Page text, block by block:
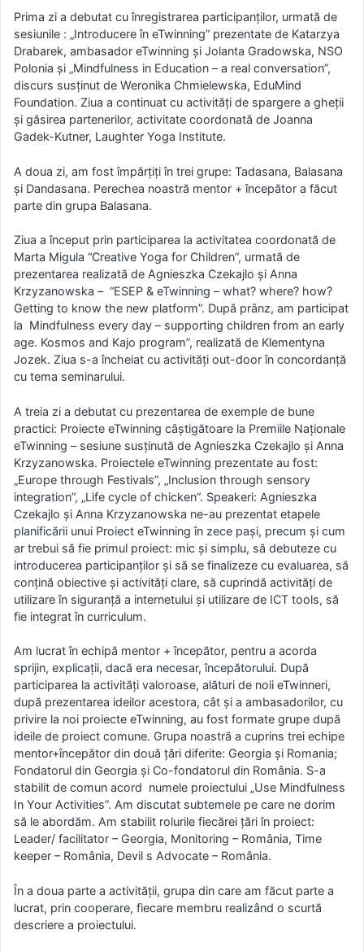
Prima zi a debutat cu înregistrarea participanților, urmată de
sesiunile : „Introducere în eTwinning” prezentate de Katarzya
Drabarek, ambasador eTwinning și Jolanta Gradowska, NSO
Polonia și „Mindfulness in Education – a real conversation”,
discurs susținut de Weronika Chmielewska, EduMind
Foundation. Ziua a continuat cu activități de spargere a gheții
și găsirea partenerilor, activitate coordonată de Joanna
Gadek-Kutner, Laughter Yoga Institute.
A doua zi, am fost împărțiți în trei grupe: Tadasana, Balasana
și Dandasana. Perechea noastră mentor + începător a făcut
parte din grupa Balasana.
Ziua a început prin participarea la activitatea coordonată de
Marta Migula “Creative Yoga for Children”, urmată de
prezentarea realizată de Agnieszka Czekajlo și Anna
Krzyzanowska – “ESEP & eTwinning – what? where? how?
Getting to know the new platform”. După prânz, am participat
la Mindfulness every day – supporting children from an early
age. Kosmos and Kajo program”, realizată de Klementyna
Jozek. Ziua s-a încheiat cu activități out-door în concordanță
cu tema seminarului.
A treia zi a debutat cu prezentarea de exemple de bune
practici: Proiecte eTwinning câștigătoare la Premiile Naționale
eTwinning – sesiune susținută de Agnieszka Czekajlo și Anna
Krzyzanowska. Proiectele eTwinning prezentate au fost:
„Europe through Festivals”, „Inclusion through sensory
integration”, „Life cycle of chicken”. Speakeri: Agnieszka
Czekajlo și Anna Krzyzanowska ne-au prezentat etapele
planificării unui Proiect eTwinning în zece pași, precum și cum
ar trebui să fie primul proiect: mic și simplu, să debuteze cu
introducerea participanților și să se finalizeze cu evaluarea, să
conțină obiective și activități clare, să cuprindă activități de
utilizare în siguranță a internetului și utilizare de ICT tools, să
fie integrat în curriculum.
Am lucrat în echipă mentor + începător, pentru a acorda
sprijin, explicații, dacă era necesar, începătorului. După
participarea la activități valoroase, alături de noii eTwinneri,
după prezentarea ideilor acestora, cât și a ambasadorilor, cu
privire la noi proiecte eTwinning, au fost formate grupe după
ideile de proiect comune. Grupa noastră a cuprins trei echipe
mentor+începător din două țări diferite: Georgia și Romania;
Fondatorul din Georgia și Co-fondatorul din România. S-a
stabilit de comun acord numele proiectului „Use Mindfulness
In Your Activities”. Am discutat subtemele pe care ne dorim
să le abordăm. Am stabilit rolurile fiecărei țări în proiect:
Leader/ facilitator – Georgia, Monitoring – România, Time
keeper – România, Devil s Advocate – România.
În a doua parte a activității, grupa din care am făcut parte a
lucrat, prin cooperare, fiecare membru realizând o scurtă
descriere a proiectului.